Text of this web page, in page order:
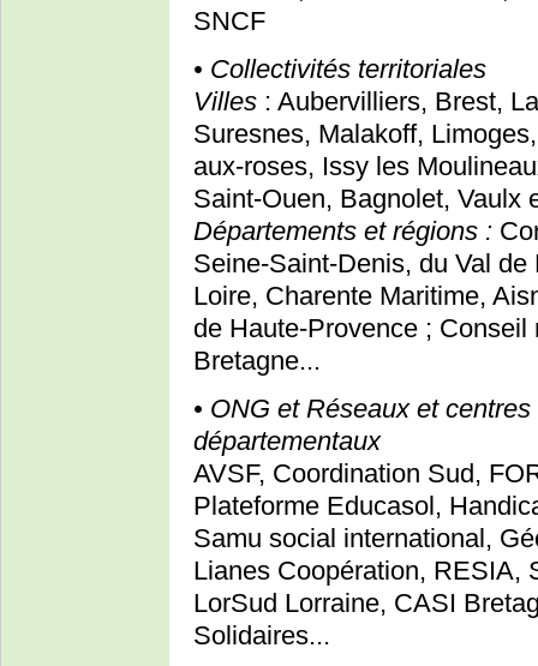
SNCF
• Collectivités territoriales
Villes : Aubervilliers, Brest,
Suresnes, Malakoff,
aux-roses, Issy les
Saint-Ouen, Bagnolet,
Départements et régions :
Seine-Saint-Denis, du Val
Loire, Charente Maritime,
de Haute-Provence ; Conseil
Bretagne...
• ONG et Réseaux et
départementaux
AVSF, Coordination Sud,
Plateforme Educasol,
Samu social international,
Lianes Coopération, RESIA,
LorSud Lorraine, CASI
Solidaires...